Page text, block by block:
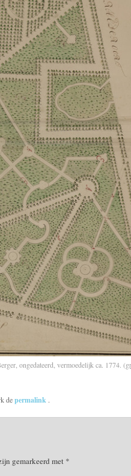
ongedateerd, vermoedelijk ca. 1774. (
depermalink .
gemarkeerd met *